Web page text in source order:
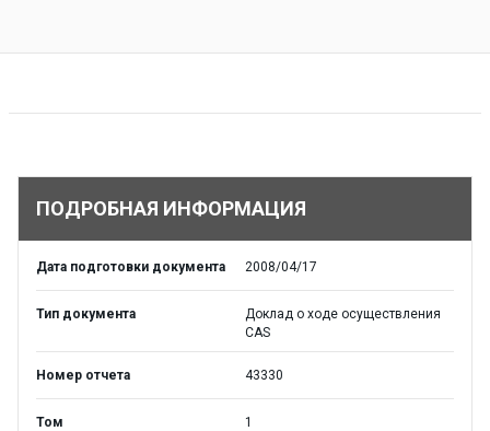
ПОДРОБНАЯ ИНФОРМАЦИЯ
Дата подготовки документа 2008/04/17
Тип документа
Доклад о ходе осуществления
CAS
Номер отчета 43330
Том 1